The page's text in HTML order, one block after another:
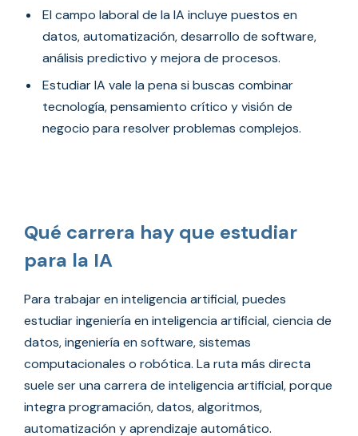
El campo laboral de la IA incluye puestos en
datos, automatización, desarrollo de software,
análisis predictivo y mejora de procesos.
Estudiar IA vale la pena si buscas combinar
tecnología, pensamiento crítico y visión de
negocio para resolver problemas complejos.
Qué carrera hay que estudiar
para la IA
Para trabajar en inteligencia artificial, puedes
estudiar ingeniería en inteligencia artificial, ciencia de
datos, ingeniería en software, sistemas
computacionales o robótica. La ruta más directa
suele ser una carrera de inteligencia artificial, porque
integra programación, datos, algoritmos,
automatización y aprendizaje automático.